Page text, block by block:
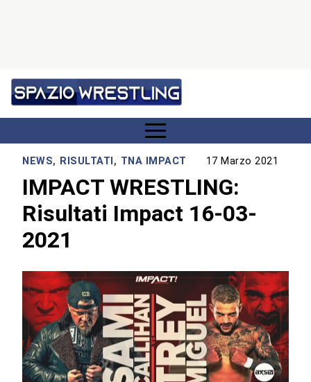
NEWS, RISULTATI, TNA IMPACT 17 Marzo 2021
IMPACT WRESTLING:
Risultati Impact 16-03-
2021